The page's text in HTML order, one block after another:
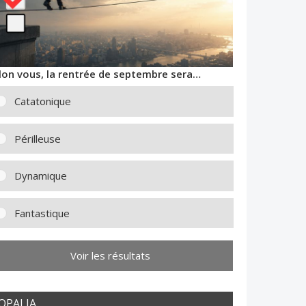
vous, la rentrée de septembre sera…
Catatonique
Périlleuse
Dynamique
Fantastique
Voir les résultats